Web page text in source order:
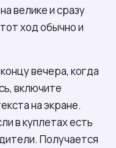
велике и сразу
ход обычно и
вечера, когда
включите
на экране.
в куплетах есть
Получается